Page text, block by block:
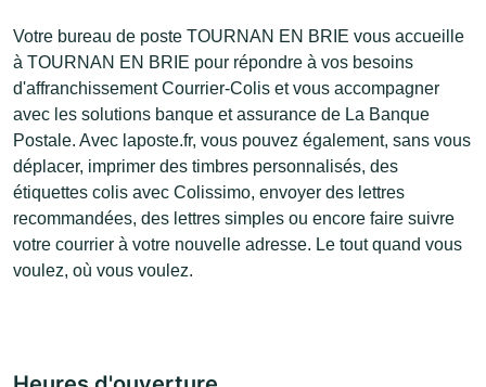
Votre bureau de poste TOURNAN EN BRIE vous accueille
à TOURNAN EN BRIE pour répondre à vos besoins
d'affranchissement Courrier-Colis et vous accompagner
avec les solutions banque et assurance de La Banque
Postale. Avec laposte.fr, vous pouvez également, sans vous
déplacer, imprimer des timbres personnalisés, des
étiquettes colis avec Colissimo, envoyer des lettres
recommandées, des lettres simples ou encore faire suivre
votre courrier à votre nouvelle adresse. Le tout quand vous
voulez, où vous voulez.